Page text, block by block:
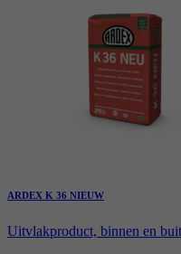
ARDEX K 36 NIEUW
Uitvlakproduct, binnen en